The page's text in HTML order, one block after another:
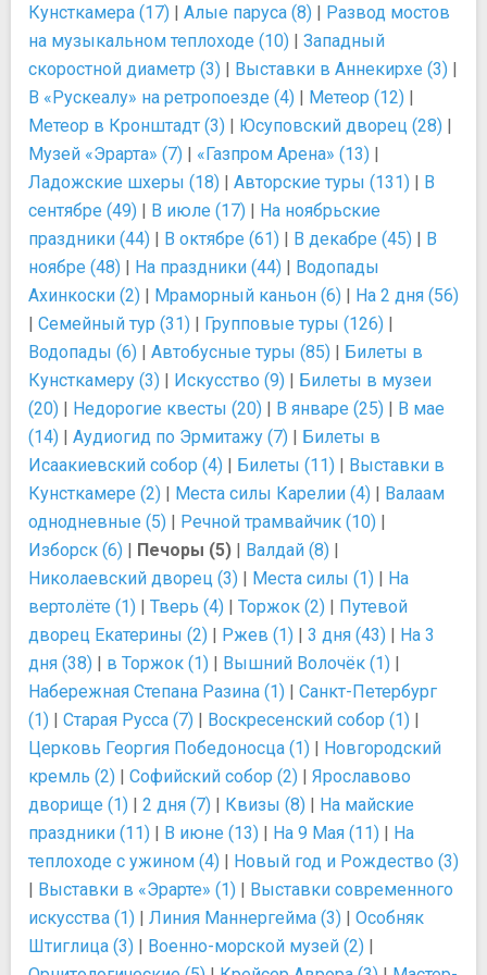
Кунсткамера (17) | Алые паруса (8) | Развод мостов
на музыкальном теплоходе (10) | Западный
скоростной диаметр (3) | Выставки в Аннекирхе (3) |
В «Рускеалу» на ретропоезде (4) | Метеор (12) |
Метеор в Кронштадт (3) | Юсуповский дворец (28) |
Музей «Эрарта» (7) | «Газпром Арена» (13) |
Ладожские шхеры (18) | Авторские туры (131) | В
сентябре (49) | В июле (17) | На ноябрьские
праздники (44) | В октябре (61) | В декабре (45) | В
ноябре (48) | На праздники (44) | Водопады
Ахинкоски (2) | Мраморный каньон (6) | На 2 дня (56)
| Семейный тур (31) | Групповые туры (126) |
Водопады (6) | Автобусные туры (85) | Билеты в
Кунсткамеру (3) | Искусство (9) | Билеты в музеи
(20) | Недорогие квесты (20) | В январе (25) | В мае
(14) | Аудиогид по Эрмитажу (7) | Билеты в
Исаакиевский собор (4) | Билеты (11) | Выставки в
Кунсткамере (2) | Места силы Карелии (4) | Валаам
однодневные (5) | Речной трамвайчик (10) |
Изборск (6) | Печоры (5) | Валдай (8) |
Николаевский дворец (3) | Места силы (1) | На
вертолёте (1) | Тверь (4) | Торжок (2) | Путевой
дворец Екатерины (2) | Ржев (1) | 3 дня (43) | На 3
дня (38) | в Торжок (1) | Вышний Волочёк (1) |
Набережная Степана Разина (1) | Санкт-Петербург
(1) | Старая Русса (7) | Воскресенский собор (1) |
Церковь Георгия Победоносца (1) | Новгородский
кремль (2) | Софийский собор (2) | Ярославово
дворище (1) | 2 дня (7) | Квизы (8) | На майские
праздники (11) | В июне (13) | На 9 Мая (11) | На
теплоходе с ужином (4) | Новый год и Рождество (3)
| Выставки в «Эрарте» (1) | Выставки современного
искусства (1) | Линия Маннергейма (3) | Особняк
Штиглица (3) | Военно-морской музей (2) |